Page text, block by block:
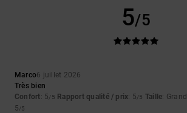
5/5
Marco6 juillet 2026
Très bien
Confort: 5/5 Rapport qualité / prix: 5/5 Taille: Grand
5/5